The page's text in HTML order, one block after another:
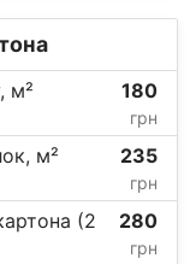
м² 180
грн
м² 235
грн
(2
280
грн